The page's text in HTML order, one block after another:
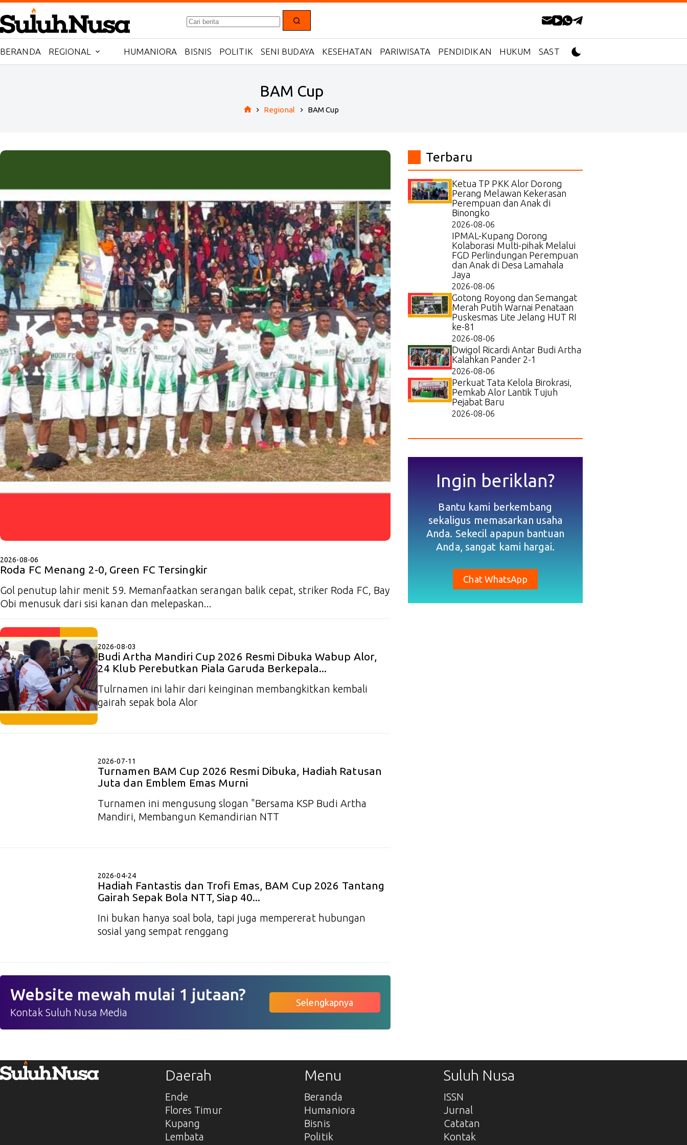
Skip
to
content
No
results
BERANDA REGIONAL HUMANIORA BISNIS POLITIK SENI BUDAYA KESEHATAN PARIWISATA PENDIDIKAN HUKUM SASTRA
BAM Cup
Regional BAM Cup
2026-08-06
Roda FC Menang 2-0, Green FC Tersingkir
Gol penutup lahir menit 59. Memanfaatkan serangan balik cepat, striker Roda FC, Bay
Obi menusuk dari sisi kanan dan melepaskan...
2026-08-03
Budi Artha Mandiri Cup 2026 Resmi Dibuka Wabup Alor,
24 Klub Perebutkan Piala Garuda Berkepala...
Tulrnamen ini lahir dari keinginan membangkitkan kembali
gairah sepak bola Alor
2026-07-11
Turnamen BAM Cup 2026 Resmi Dibuka, Hadiah Ratusan
Juta dan Emblem Emas Murni
Turnamen ini mengusung slogan "Bersama KSP Budi Artha
Mandiri, Membangun Kemandirian NTT
2026-04-24
Hadiah Fantastis dan Trofi Emas, BAM Cup 2026 Tantang
Gairah Sepak Bola NTT, Siap 40...
Ini bukan hanya soal bola, tapi juga mempererat hubungan
sosial yang sempat renggang
Website mewah mulai 1 jutaan?
Kontak Suluh Nusa Media
Selengkapnya
Terbaru
Ketua TP PKK Alor Dorong
Perang Melawan Kekerasan
Perempuan dan Anak di
Binongko
2026-08-06
IPMAL-Kupang Dorong
Kolaborasi Multi-pihak Melalui
FGD Perlindungan Perempuan
dan Anak di Desa Lamahala
Jaya
2026-08-06
Gotong Royong dan Semangat
Merah Putih Warnai Penataan
Puskesmas Lite Jelang HUT RI
ke-81
2026-08-06
Dwigol Ricardi Antar Budi Artha
Kalahkan Pander 2-1
2026-08-06
Perkuat Tata Kelola Birokrasi,
Pemkab Alor Lantik Tujuh
Pejabat Baru
2026-08-06
Ingin beriklan?
Bantu kami berkembang
sekaligus memasarkan usaha
Anda. Sekecil apapun bantuan
Anda, sangat kami hargai.
Chat WhatsApp
Daerah
Ende
Flores Timur
Kupang
Lembata
Menu
Beranda
Humaniora
Bisnis
Politik
Suluh Nusa
ISSN
Jurnal
Catatan
Kontak